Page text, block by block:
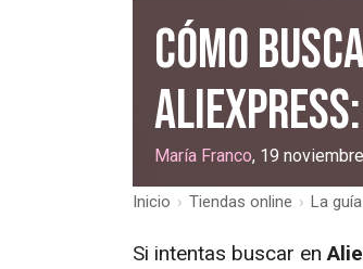
Cómo
María Franco, 19
Inicio › Tiendas online › La
Si intentas buscar en